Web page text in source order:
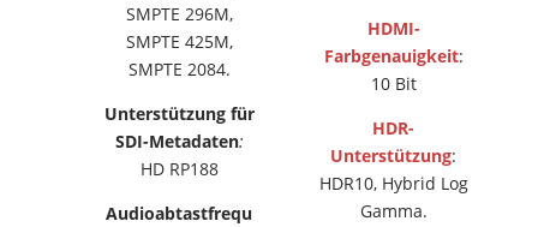
SMPTE 296M,
SMPTE 425M,
SMPTE 2084.
Unterstützung für
SDI-Metadaten:
HD RP188
Audioabtastfrequ
HDMI-
Farbgenauigkeit:
10 Bit
HDR-
Unterstützung:
HDR10, Hybrid Log
Gamma.